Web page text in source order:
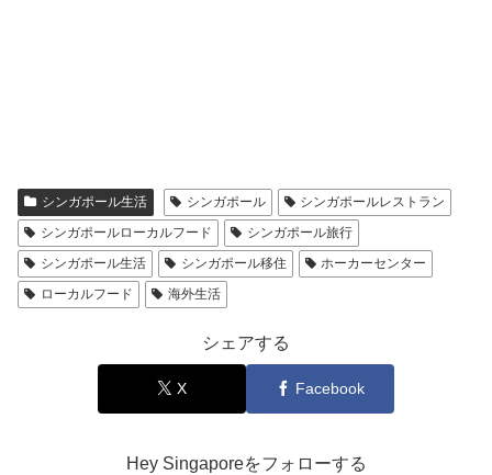
シンガポール生活 シンガポール
シンガポールレストラン
シンガポールローカルフード
シンガポール旅行
シンガポール生活
シンガポール移住
ホーカーセンター
ローカルフード
海外生活
シェアする
X Facebook
Hey Singaporeをフォローする